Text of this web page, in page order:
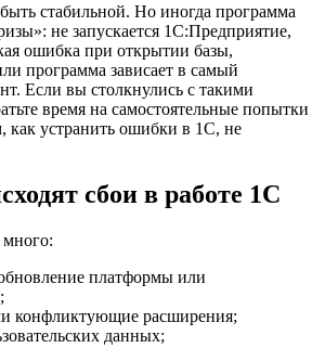
стабильной. Но иногда программа
не запускается 1С:Предприятие,
ошибка при открытии базы,
программа зависает в самый
Если вы столкнулись с такими
время на самостоятельные попытки
устранить ошибки в 1С, не
сбои в работе 1С
платформы или
конфликтующие расширения;
данных;